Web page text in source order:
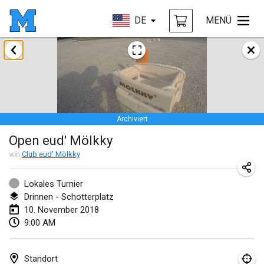
DE MENÜ
Archiviert
Open eud' Mölkky
von Club eud' Mölkky
Lokales Turnier
Drinnen - Schotterplatz
10. November 2018
9:00 AM
Standort
Januar 2018
Open des rois de Mölkky
21. Jan. 2018 | Frankreich
Individuel du Garo
21. Jan. 2018| Frankreich
Tournoi d'Hiver
27. Jan. 2018
Tournoi de Mölkky - Lesfous Dubâtonvaigeois
27. Jan. 2018
Februar 2018